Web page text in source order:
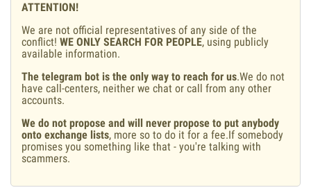
ATTENTION!
We are not official representatives of any side of the
conflict! WE ONLY SEARCH FOR PEOPLE, using publicly
available information.
The telegram bot is the only way to reach for us.We do not
have call-centers, neither we chat or call from any other
accounts.
We do not propose and will never propose to put anybody
onto exchange lists, more so to do it for a fee.If somebody
promises you something like that - you're talking with
scammers.